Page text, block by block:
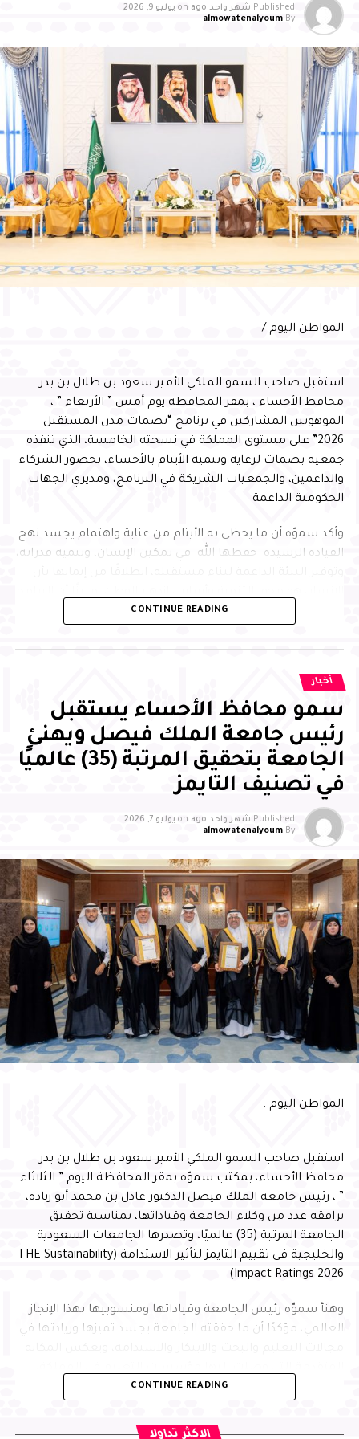
مقارنة بعام 2024، وتصدر برنامج تقييم جودة مرافق وخدمات
وأشاد سمو محافظ الأحساء بالدعم الكبير الذي توليه القيادة
الرشيدة -حفظها الله- لقطاع الطيران والمطارات، مؤكدًا أن هذا
الدعم أسهم في تطوير البنية التحتية ورفع كفاءة الخدمات ، بما
انعكس على أداء مطارات الدمام، ومن بينها مطار الأحساء
الدولي، مثمنًا جهود شركة مطارات الدمام في تطوير مطار
الأحساء الدولي، والارتقاء بجودة خدماته، وتوسيع شبكة
الرحلات، وتحسين تجربة المسافرين، مؤكدًا أهمية مواصلة
العمل بما يواكب مستهدفات رؤية السعودية 2030، ويعزز
مكانة الأحساء وجهةً اقتصاديةً وسياحيةً ولوجستيةً واعدةً
وعبّر المهندس الحسني عن شكره لسمو محافظ الأحساء على
دعمه واهتمامه المستمر بتطوير منظومة النقل الجوي
التشغيل، بما يسهم في الارتقاء بتجربة المسافرين، وتقديم
Published شهر واحد ago on يوليو 9, 2026
By
almowatenalyoum
المواطن اليوم /
استقبل صاحب السمو الملكي الأمير سعود بن طلال بن بدر
محافظ الأحساء ، بمقر المحافظة يوم أمس ” الأربعاء ” ،
الموهوبين المشاركين في برنامج “بصمات مدن المستقبل
2026” على مستوى المملكة في نسخته الخامسة، الذي تنفذه
جمعية بصمات لرعاية وتنمية الأيتام بالأحساء، بحضور الشركاء
والداعمين، والجمعيات الشريكة في البرنامج، ومديري الجهات
الحكومية الداعمة
وأكد سموّه أن ما يحظى به الأيتام من عناية واهتمام يجسد نهج
القيادة الرشيدة -حفظها الله- في تمكين الإنسان، وتنمية قدراته،
النوعية التي تجمع التعليم والابتكار وبناء الشخصية تسهم في
الإسهام بفاعلية في مسيرة التنمية، وتحقيق مستهدفات رؤية
وأشاد سمو محافظ الأحساء بالجهود التي تبذلها جمعية
بصمات لرعاية وتنمية الأيتام بالأحساء، وما تقدمه من مبادرات
وبرامج نوعية أسهمت في تمكين الأيتام علميًا ومهاريًا
واجتماعيًا، وتنمية قدراتهم، وتعزيز ثقتهم بأنفسهم، وإيجاد بيئة
محفزة للإبداع والتميز، مثمنًا دور الشركاء والداعمين والجهات
الحكومية في إنجاح البرنامج، مؤكدًا أن تكامل الجهود بين
القطاع غير الربحي والجهات الحكومية والقطاع الخاص يمثل
ركيزة أساسية لتعظيم الأثر المستدام، وتعزيز المسؤولية
المجتمعية، وتمكين الأجيال الواعدة من الإسهام في بناء
مستقبل الوطن
بها المحافظة في استضافة البرامج الوطنية النوعية، ويؤكد ما
مستهدفات رؤية المملكة 2030
وأعرب عضو مجلس إدارة جمعية بصمات المشرف العلمي على
الأحساء، على دعمه المتواصل واهتمامه الكبير ببرامج الجمعية
CONTINUE READING
أخبار
سمو محافظ الأحساء يستقبل
رئيس جامعة الملك فيصل ويهنئ
الجامعة بتحقيق المرتبة (35) عالميًا
في تصنيف التايمز
Published شهر واحد ago on يوليو 7, 2026
By
almowatenalyoum
المواطن اليوم :
استقبل صاحب السمو الملكي الأمير سعود بن طلال بن بدر
محافظ الأحساء، بمكتب سموّه بمقر المحافظة اليوم ” الثلاثاء
” ، رئيس جامعة الملك فيصل الدكتور عادل بن محمد أبو زناده،
يرافقه عدد من وكلاء الجامعة وقياداتها، بمناسبة تحقيق
الجامعة المرتبة (35) عالميًا، وتصدرها الجامعات السعودية
والخليجية في تقييم التايمز لتأثير الاستدامة (THE Sustainability
Impact Ratings 2026)
وهنأ سموّه رئيس الجامعة وقياداتها ومنسوبيها بهذا الإنجاز
العالمي، مؤكدًا أن ما حققته الجامعة يجسد تميزها وريادتها في
بفضل ما تحظى به من دعم وتمكين من القيادة الرشيدة -أيدها
المملكة وحضورها في المؤشرات الدولية، متمنيًا للجامعة
CONTINUE READING
الاكثر تداولا